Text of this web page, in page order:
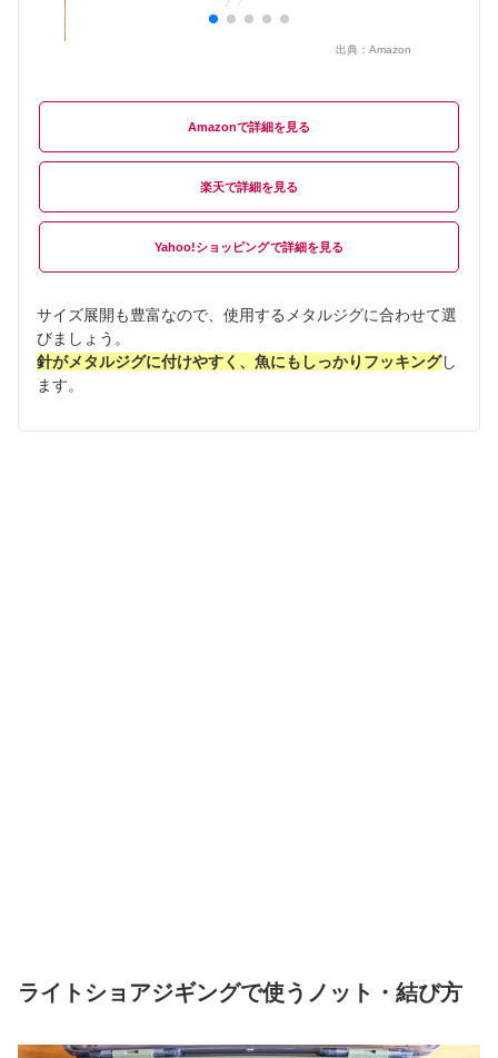
出典： Amazon
Amazon
楽天
Yahoo!ショッピング
サイズ展開も豊富なので、使用するメタルジグに合わせて選
びましょう。
針がメタルジグに付けやすく、魚にもしっかりフッキングし
ます。
ライトショアジギングで使うノット・結び方